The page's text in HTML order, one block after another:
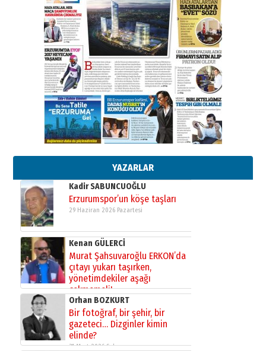
YAZARLAR
28 Temmuz 2026 Salı
Ahmet Gökhan YAZICI
Ahmed Yesevi’den bir Alperen…
”Reisimiz” idi… Hakka yürüdü.!
26 Mart 2026 Perşembe
Cem Bakırcı
Ardında bıraktığı hatıralarıyla
gönül adamı Faruk Terzioğlu!
13 Mayıs 2026 Çarşamba
Esat BİNDESEN
Başkan Sekmen’den Erzurum’a
02 Ağustos 2026 Pazar
Kadir SABUNCUOĞLU
Erzurumspor’un köşe taşları
29 Haziran 2026 Pazartesi
Kenan GÜLERCİ
Murat Şahsuvaroğlu ERKON’da
çıtayı yukarı taşırken,
yönetimdekiler aşağı
çekmemeli!
17 Şubat 2026 SalıOrhan BOZKURT
Bir fotoğraf, bir şehir, bir
gazeteci… Dizginler kimin
elinde?
31 Mart 2026 Salı